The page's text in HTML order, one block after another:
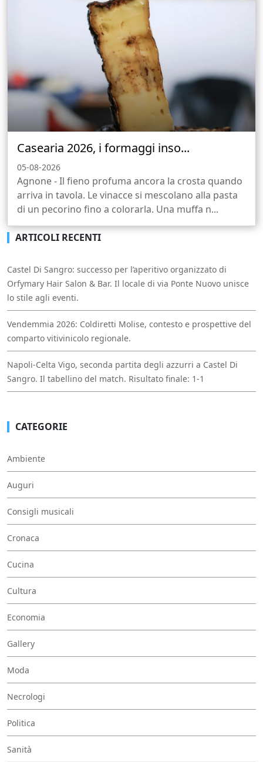
Casearia 2026, i formaggi inso...
05-08-2026
Agnone - Il fieno profuma ancora la crosta quando
arriva in tavola. Le vinacce si mescolano alla pasta
di un pecorino fino a colorarla. Una muffa n...
ARTICOLI RECENTI
Castel Di Sangro: successo per l’aperitivo organizzato di
Orfymary Hair Salon & Bar. Il locale di via Ponte Nuovo unisce
lo stile agli eventi.
Vendemmia 2026: Coldiretti Molise, contesto e prospettive del
comparto vitivinicolo regionale.
Napoli-Celta Vigo, seconda partita degli azzurri a Castel Di
Sangro. Il tabellino del match. Risultato finale: 1-1
CATEGORIE
Ambiente
Auguri
Consigli musicali
Cronaca
Cucina
Cultura
Economia
Gallery
Moda
Necrologi
Politica
Sanità